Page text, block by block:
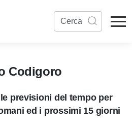
Codigoro
previsioni del tempo per
ed i prossimi 15 giorni